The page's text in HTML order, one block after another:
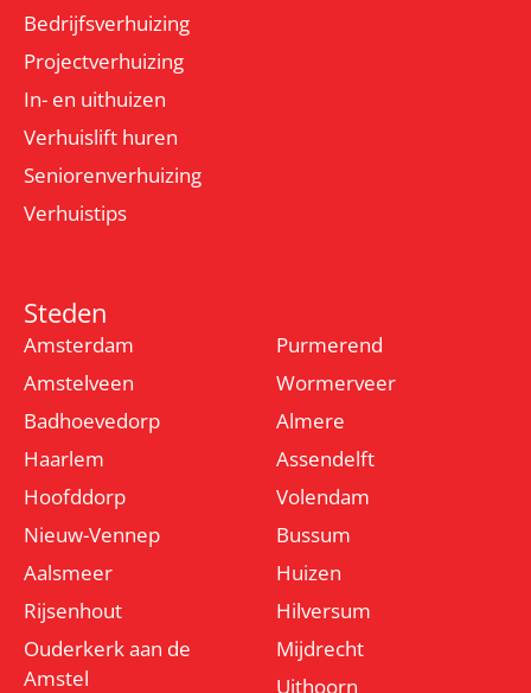
Bedrijfsverhuizing
Projectverhuizing
In- en uithuizen
Verhuislift huren
Seniorenverhuizing
Verhuistips
Steden
Amsterdam
Amstelveen
Badhoevedorp
Haarlem
Hoofddorp
Nieuw-Vennep
Aalsmeer
Rijsenhout
Ouderkerk aan de
Amstel
Purmerend
Wormerveer
Almere
Assendelft
Volendam
Bussum
Huizen
Hilversum
Mijdrecht
Uithoorn